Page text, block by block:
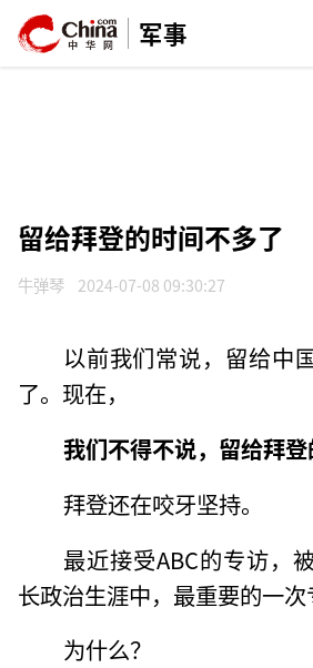
军事
留给拜登的时间不多了
牛弹琴 2024-07-08 09:30:27
以前我们常说，留给中
了。现在，
我们不得不说，留给拜登
拜登还在咬牙坚持。
最近接受ABC的专访，
长政治生涯中，最重要的一次
为什么？